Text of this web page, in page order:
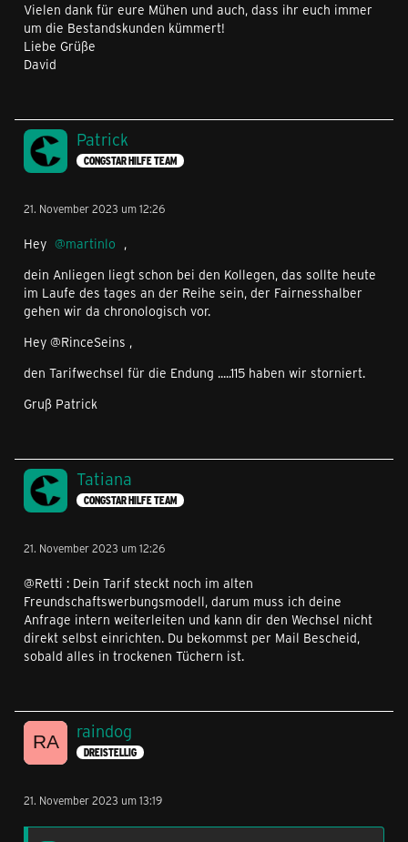
Vielen dank für eure Mühen und auch, dass ihr euch immer
um die Bestandskunden kümmert!
Liebe Grüße
David
Patrick
CONGSTAR HILFE TEAM
21. November 2023 um 12:26
Hey martinlo ,
dein Anliegen liegt schon bei den Kollegen, das sollte heute
im Laufe des tages an der Reihe sein, der Fairnesshalber
gehen wir da chronologisch vor.
Hey @RinceSeins ,
den Tarifwechsel für die Endung .....115 haben wir storniert.
Gruß Patrick
Tatiana
CONGSTAR HILFE TEAM
21. November 2023 um 12:26
@Retti : Dein Tarif steckt noch im alten
Freundschaftswerbungsmodell, darum muss ich deine
Anfrage intern weiterleiten und kann dir den Wechsel nicht
direkt selbst einrichten. Du bekommst per Mail Bescheid,
sobald alles in trockenen Tüchern ist.
raindog
DREISTELLIG
21. November 2023 um 13:19